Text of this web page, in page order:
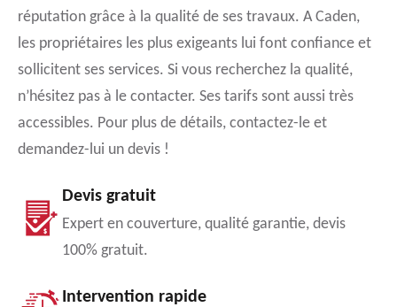
réputation grâce à la qualité de ses travaux. A Caden,
les propriétaires les plus exigeants lui font confiance et
sollicitent ses services. Si vous recherchez la qualité,
n’hésitez pas à le contacter. Ses tarifs sont aussi très
accessibles. Pour plus de détails, contactez-le et
demandez-lui un devis !
Devis gratuit
Expert en couverture, qualité garantie, devis
100% gratuit.
Intervention rapide